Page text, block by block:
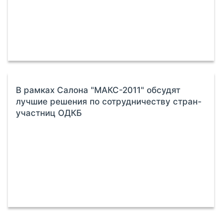
В рамках Салона "МАКС-2011" обсудят
лучшие решения по сотрудничеству стран-
участниц ОДКБ